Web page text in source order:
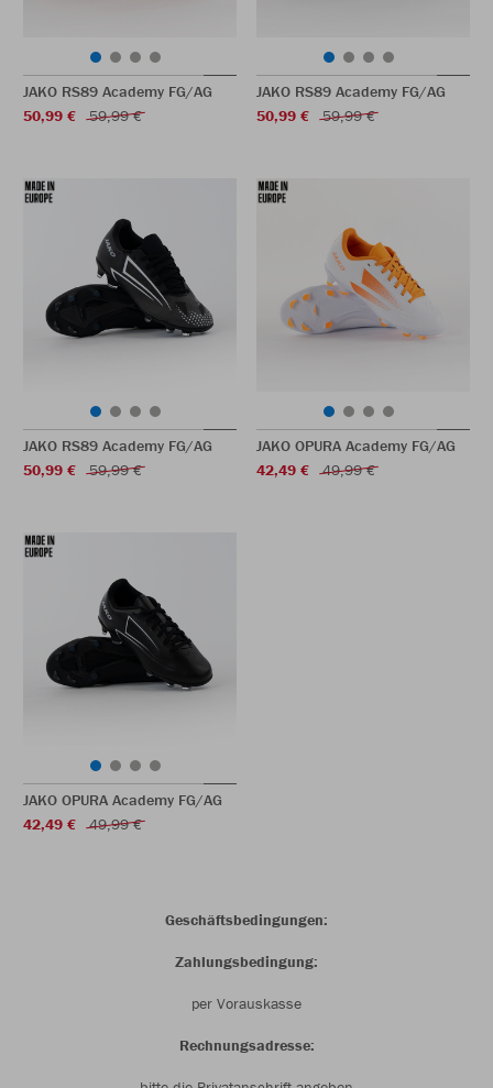
JAKO RS89 Academy FG/AG
50,99 €
59,99 €
JAKO RS89 Academy FG/AG
50,99 €
59,99 €
JAKO RS89 Academy FG/AG
50,99 €
59,99 €
JAKO OPURA Academy FG/AG
42,49 €
49,99 €
JAKO OPURA Academy FG/AG
42,49 €
49,99 €
Geschäftsbedingungen:
Zahlungsbedingung:
per Vorauskasse
Rechnungsadresse: